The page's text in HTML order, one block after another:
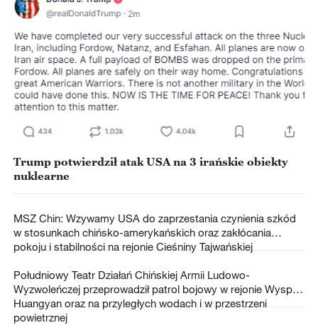
Trump potwierdził atak USA na 3 irańskie obiekty
nuklearne
MSZ Chin: Wzywamy USA do zaprzestania czynienia szkód
w stosunkach chińsko-amerykańskich oraz zakłócania
pokoju i stabilności na rejonie Cieśniny Tajwańskiej
Południowy Teatr Działań Chińskiej Armii Ludowo-
Wyzwoleńczej przeprowadził patrol bojowy w rejonie Wyspy
Huangyan oraz na przyległych wodach i w przestrzeni
powietrznej